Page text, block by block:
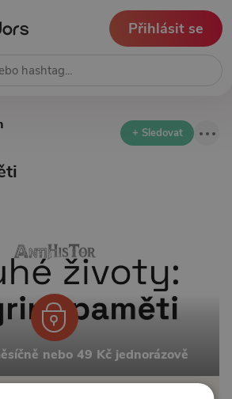
Přihlásit se
+ Sledovat
nebo 49 Kč jednorázově